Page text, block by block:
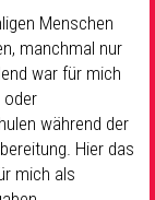
Menschen
manchmal nur
war für mich
oder
während der
Hier das
mich als